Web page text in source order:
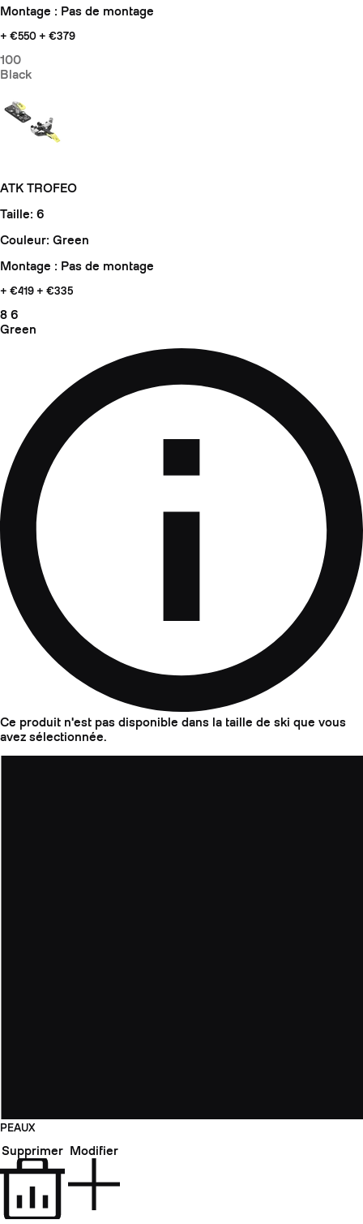
Montage : Pas de montage
+ €550 + €379
100
Black
ATK TROFEO
Taille: 6
Couleur: Green
Montage : Pas de montage
+ €419 + €335
8 6
Green
Ce produit n'est pas disponible dans la taille de ski que vous
avez sélectionnée.
PEAUX
Supprimer Modifier